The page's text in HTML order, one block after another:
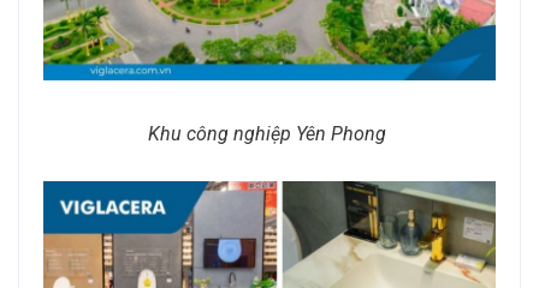
Khu công nghiệp Yên Phong